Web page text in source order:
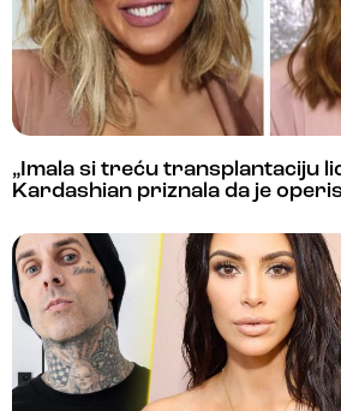
„Imala si treću transplantaciju
Kardashian priznala da je